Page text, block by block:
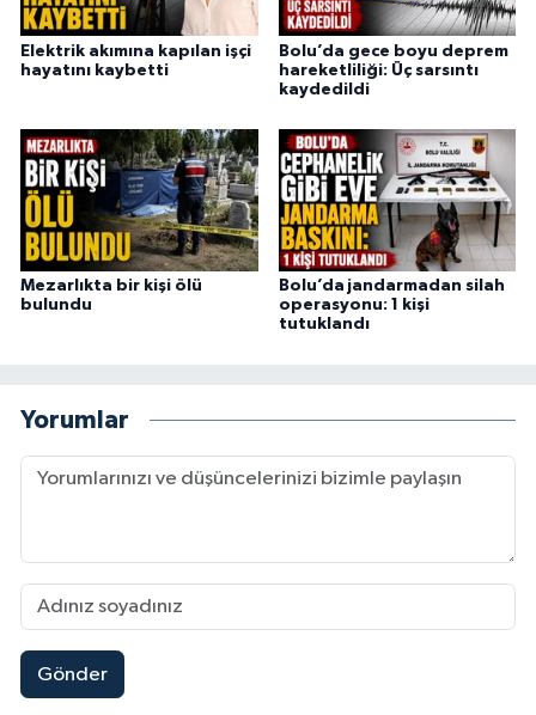
Elektrik akımına kapılan işçi
hayatını kaybetti
Bolu’da gece boyu deprem
hareketliliği: Üç sarsıntı
kaydedildi
Mezarlıkta bir kişi ölü
bulundu
Bolu’da jandarmadan silah
operasyonu: 1 kişi
tutuklandı
Yorumlar
Gönder